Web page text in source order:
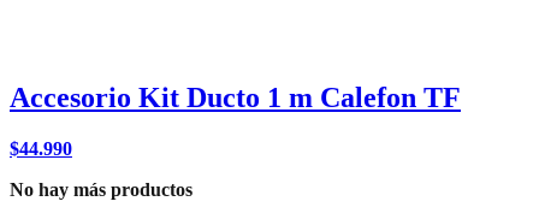
Accesorio Kit Ducto 1 m Calefon TF
$44.990
No hay más productos